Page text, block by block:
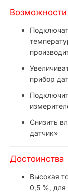
Возможности
прибор
Снизить
датчик»
Достоинства
Высокая
0,5 %,